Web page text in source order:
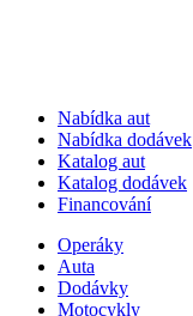
Nabídka aut
Nabídka dodávek
Katalog aut
Katalog dodávek
Financování
Operáky
Auta
Dodávky
Motocykly